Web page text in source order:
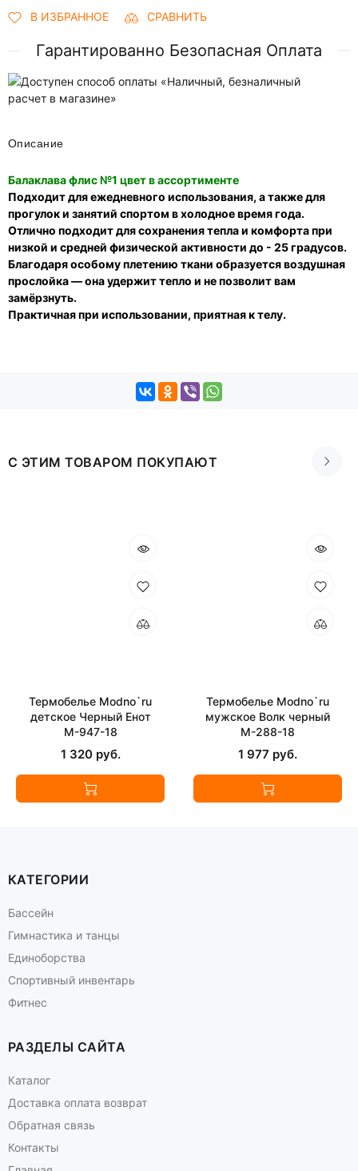
В ИЗБРАННОЕ СРАВНИТЬ
Гарантированно Безопасная Оплата
Описание
Балаклава флис №1 цвет в ассортименте
Подходит для ежедневного использования, а также для
прогулок и занятий спортом в холодное время года.
Отлично подходит для сохранения тепла и комфорта при
низкой и средней физической активности до - 25 градусов.
Благодаря особому плетению ткани образуется воздушная
прослойка — она удержит тепло и не позволит вам
замёрзнуть.
Практичная при использовании, приятная к телу.
С ЭТИМ ТОВАРОМ ПОКУПАЮТ
Термобелье Modno`ru
детское Черный Енот
М-947-18
1 320 руб.
Термобелье Modno`ru
мужское Волк черный
М-288-18
1 977 руб.
КАТЕГОРИИ
Бассейн
Гимнастика и танцы
Единоборства
Спортивный инвентарь
Фитнес
РАЗДЕЛЫ САЙТА
Каталог
Доставка оплата возврат
Обратная связь
Контакты